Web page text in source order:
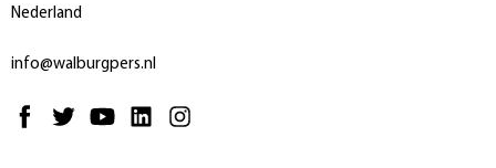
Nederland
info@walburgpers.nl